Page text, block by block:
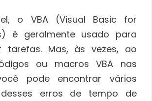
o VBA (Visual Basic for
é geralmente usado para
tarefas. Mas, às vezes, ao
ou macros VBA nas
pode encontrar vários
erros de tempo de